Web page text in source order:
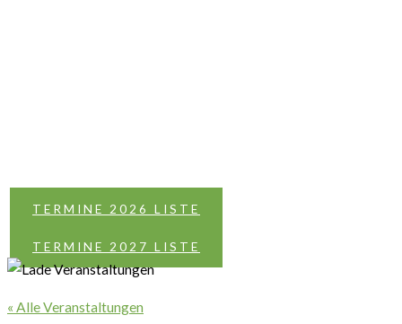
TERMINE 2026 LISTE
TERMINE 2027 LISTE
« Alle Veranstaltungen